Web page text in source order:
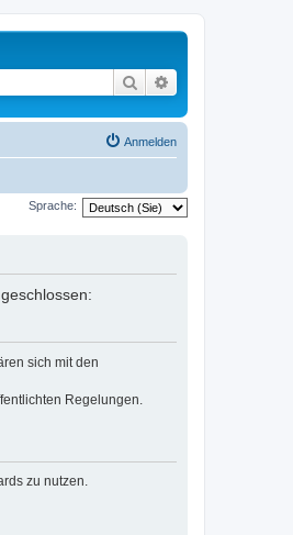
Suche
Anmelden
Sprache:
sich mit den
Regelungen.
zu nutzen.